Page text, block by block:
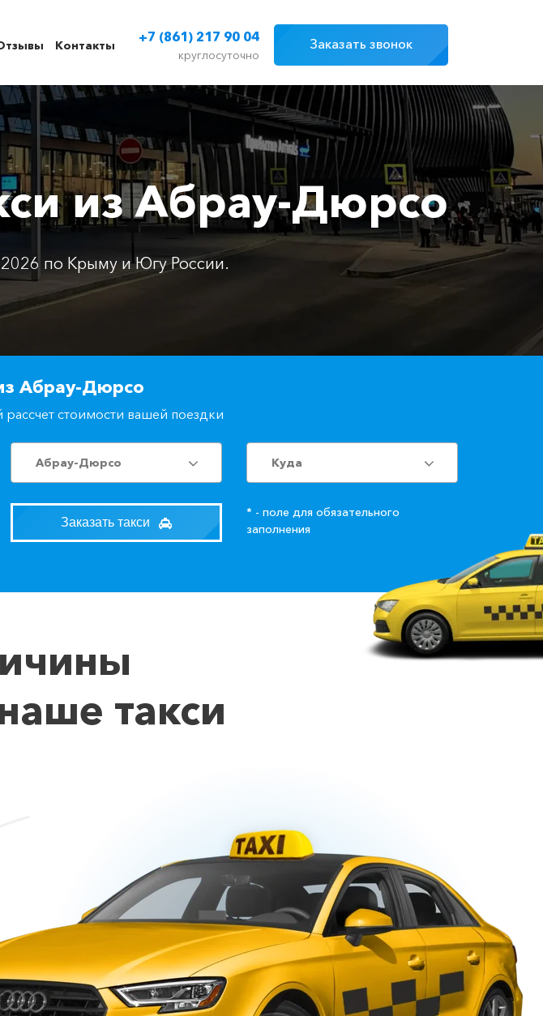
Контакты
+7 (861) 217 90 04
круглосуточно
Заказать звонок
из Абрау-Дюрсо
по Крыму и Югу России.
Абрау-Дюрсо
стоимости вашей поездки
Абрау-Дюрсо Куда
Заказать такси
* - поле для обязательного
заполнения
такси